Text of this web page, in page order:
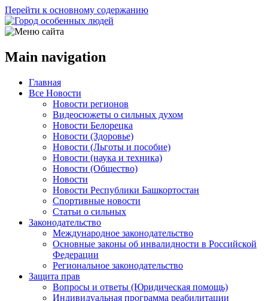
Перейти к основному содержанию
Main navigation
Главная
Все Новости
Новости регионов
Видеосюжеты о сильных духом
Новости Белорецка
Новости (Здоровье)
Новости (Льготы и пособие)
Новости (наука и техника)
Новости (Общество)
Новости
Новости Республики Башкортостан
Спортивные новости
Статьи о сильных
Законодательство
Международное законодательство
Основные законы об инвалидности в Российской
Федерации
Региональное законодательство
Защита прав
Вопросы и ответы (Юридическая помощь)
Индивидуальная программа реабилитации